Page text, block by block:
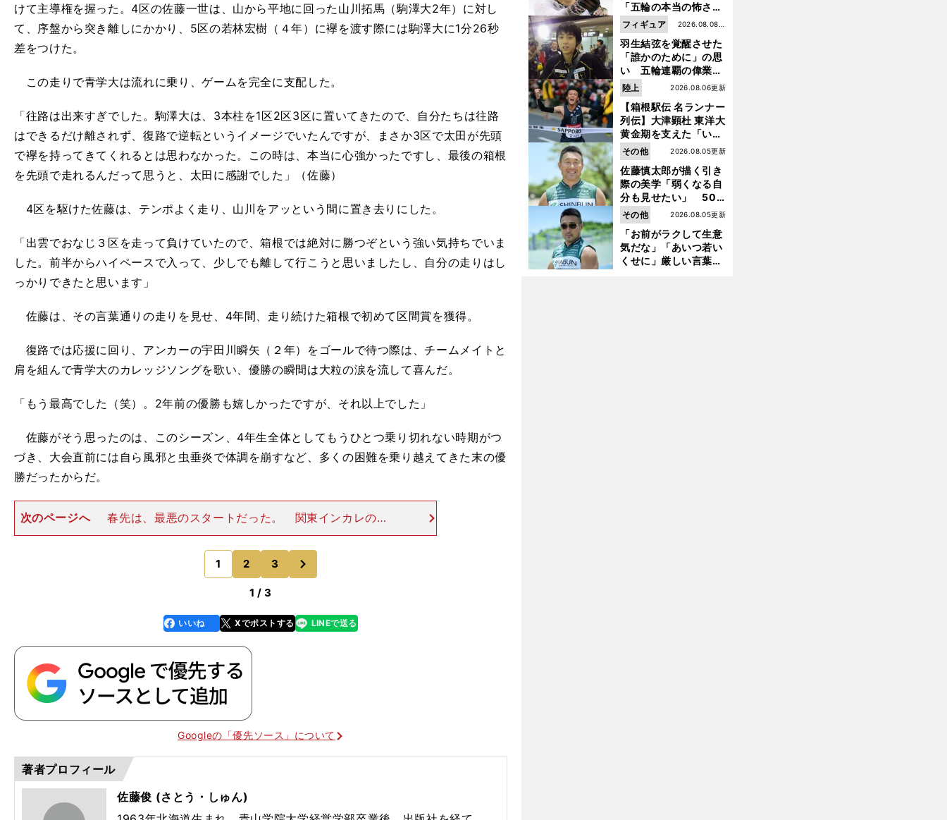
けて主導権を握った。4区の佐藤一世は、山から平地に回った山川拓馬（駒澤大2年）に対し
て、序盤から突き離しにかかり、5区の若林宏樹（４年）に襷を渡す際には駒澤大に1分26秒
差をつけた。
この走りで青学大は流れに乗り、ゲームを完全に支配した。
「往路は出来すぎでした。駒澤大は、3本柱を1区2区3区に置いてきたので、自分たちは往路
はできるだけ離されず、復路で逆転というイメージでいたんですが、まさか3区で太田が先頭
で襷を持ってきてくれるとは思わなかった。この時は、本当に心強かったですし、最後の箱根
を先頭で走れるんだって思うと、太田に感謝でした」（佐藤）
4区を駆けた佐藤は、テンポよく走り、山川をアッという間に置き去りにした。
「出雲でおなじ３区を走って負けていたので、箱根では絶対に勝つぞという強い気持ちでいま
した。前半からハイペースで入って、少しでも離して行こうと思いましたし、自分の走りはし
っかりできたと思います」
佐藤は、その言葉通りの走りを見せ、4年間、走り続けた箱根で初めて区間賞を獲得。
復路では応援に回り、アンカーの宇田川瞬矢（２年）をゴールで待つ際は、チームメイトと
肩を組んで青学大のカレッジソングを歌い、優勝の瞬間は大粒の涙を流して喜んだ。
「もう最高でした（笑）。2年前の優勝も嬉しかったですが、それ以上でした」
佐藤がそう思ったのは、このシーズン、4年生全体としてもうひとつ乗り切れない時期がつ
づき、大会直前には自ら風邪と虫垂炎で体調を崩すなど、多くの困難を乗り越えてきた末の優
勝だったからだ。
次のページへ
春先は、最悪のスタートだった。 関東インカレのハ
ーフに出場した松並昂勢（4年）は20位、志貴勇斗（4年）は23位にお
わり、近藤幸太郎ら強い4年生が抜けたチーム作りに四苦八苦してい
た。「昨年の4年生
1 2 3
1 / 3
faceboo
k
いいね Xでポストする
line LINEで送る
Googleの「優先ソース」について
著者プロフィール
佐藤俊 (さとう・しゅん)
「五輪の本当の怖さを
知った......」
羽生結弦を覚醒させた
「誰かのために」の思
い 五輪連覇の偉業へ
の道のり
2026.08.08更
新
フィギュア
【箱根駅伝 名ランナー
列伝】大津顕杜 東洋大
黄金期を支えた「いぶ
し銀」の存在 最後は同
期の設楽兄弟も受賞で
きなかった金栗杯に輝
く
2026.08.06更新
陸上
佐藤慎太郎が描く引き
際の美学「弱くなる自
分も見せたい」 50
代の競輪人生に影響を
与える伏見俊昭の死に
も言及
2026.08.05更新
その他
「お前がラクして生意
気だな」「あいつ若い
くせに」厳しい言葉を
2026.08.05更新
その他